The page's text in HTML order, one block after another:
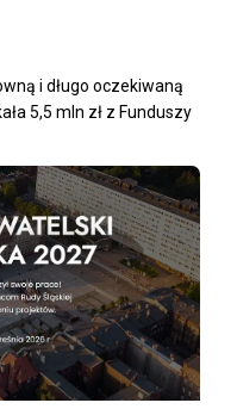
i długo oczekiwaną
5,5 mln zł z Funduszy